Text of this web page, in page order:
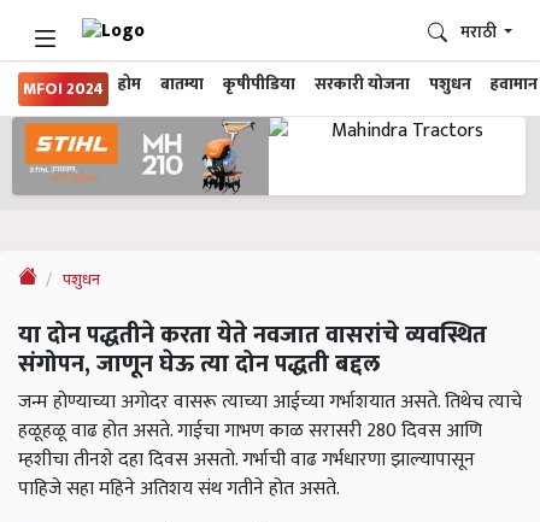
MFOI 2024 होम बातम्या कृषीपीडिया सरकारी योजना पशुधन हवामान
मराठी
पशुधन
या दोन पद्धतीने करता येते नवजात वासरांचे व्यवस्थित
संगोपन, जाणून घेऊ त्या दोन पद्धती बद्दल
जन्म होण्याच्या अगोदर वासरू त्याच्या आईच्या गर्भाशयात असते. तिथेच त्याचे
हळूहळू वाढ होत असते. गाईचा गाभण काळ सरासरी 280 दिवस आणि
म्हशीचा तीनशे दहा दिवस असतो. गर्भाची वाढ गर्भधारणा झाल्यापासून
पाहिजे सहा महिने अतिशय संथ गतीने होत असते.